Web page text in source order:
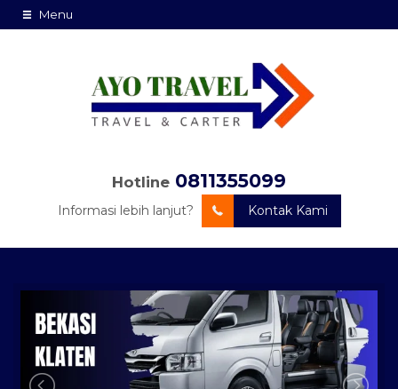
Menu
Hotline 0811355099
Informasi lebih lanjut? Kontak Kami